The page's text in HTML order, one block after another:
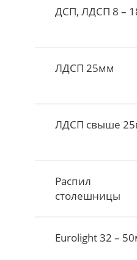
ДСП, ЛДСП 8 –
ЛДСП 25мм
ЛДСП свыше
Распил
столешницы
Eurolight 32 –